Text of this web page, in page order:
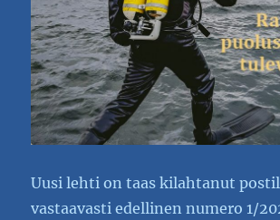
Uusi lehti on taas kilahtanut
vastaavasti edellinen numero 1/